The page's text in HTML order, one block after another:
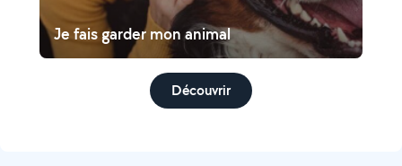
Je fais garder mon animal
Découvrir